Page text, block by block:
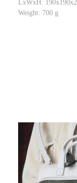
LxWxH:
Weight: 700 g